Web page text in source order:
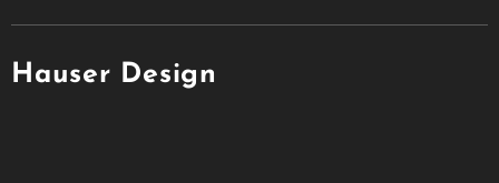
Hauser Design